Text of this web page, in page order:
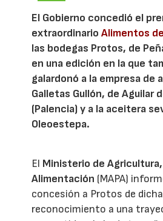
El Gobierno concedió el
extraordinarioAlimentos
las bodegas Protos, de
en una edición en la que
galardonó a la empresa de
Galletas Gullón, de Aguilar
(Palencia) y a la aceitera
Oleoestepa.
El Ministerio de
Alimentación (MAPA)
concesión a Protos de
reconocimiento a una